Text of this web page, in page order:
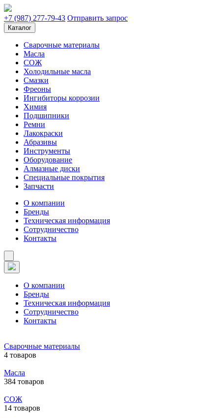
+7 (987) 277-79-43 Отправить запрос
Каталог
Сварочные материалы
Масла
СОЖ
Холодильные масла
Смазки
Фреоны
Ингибиторы коррозии
Химия
Подшипники
Ремни
Лакокраски
Абразивы
Инструменты
Оборудование
Алмазные диски
Специальные покрытия
Запчасти
О компании
Бренды
Техническая информация
Сотрудничество
Контакты
О компании
Бренды
Техническая информация
Сотрудничество
Контакты
Сварочные материалы
4 товаров
Масла
384 товаров
СОЖ
14 товаров